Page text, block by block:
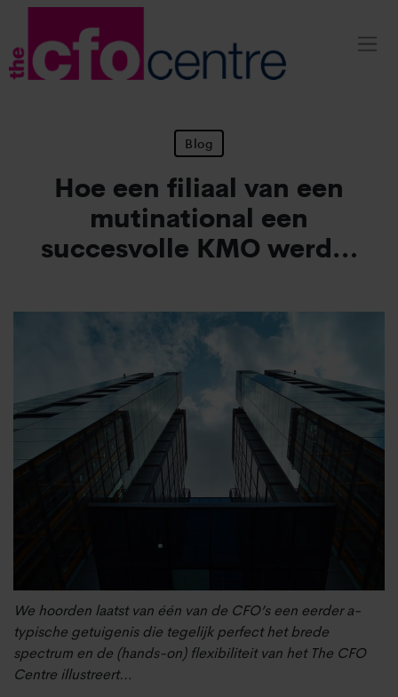
Blog
Hoe een filiaal van een
mutinational een
succesvolle KMO werd…
We hoorden laatst van één van de CFO’s een eerder a-
typische getuigenis die tegelijk perfect het brede
spectrum en de (hands-on) flexibiliteit van het The CFO
Centre illustreert…